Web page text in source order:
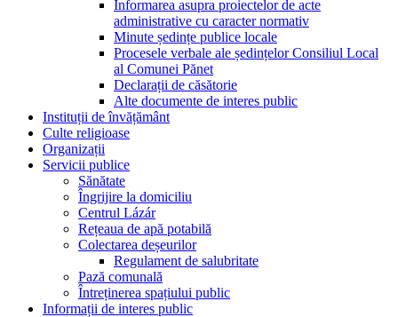
Informarea asupra proiectelor de acte
administrative cu caracter normativ
Minute ședințe publice locale
Procesele verbale ale ședințelor Consiliul Local
al Comunei Pănet
Declarații de căsătorie
Alte documente de interes public
Instituții de învățământ
Culte religioase
Organizații
Servicii publice
Sănătate
Îngrijire la domiciliu
Centrul Lázár
Rețeaua de apă potabilă
Colectarea deșeurilor
Regulament de salubritate
Pază comunală
Întreținerea spațiului public
Informații de interes public